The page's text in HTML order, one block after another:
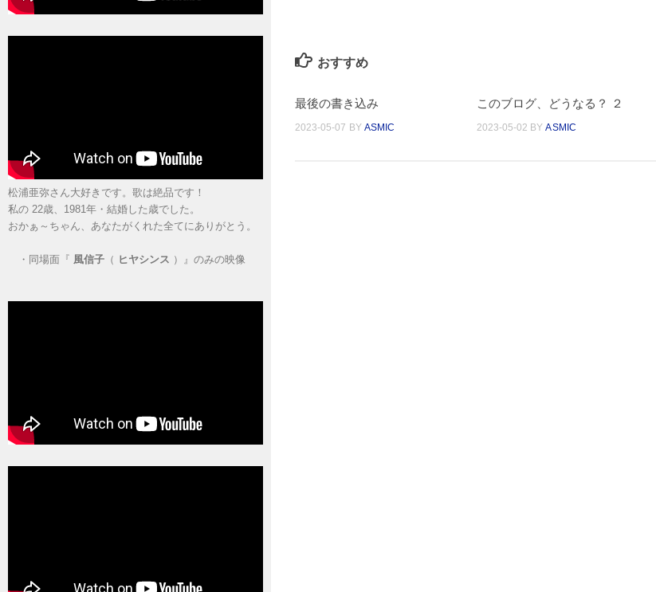
おすすめ
最後の書き込み
2023-05-07 BY ASMIC
このブログ、どうなる？ ２
2023-05-02 BYASMIC
松浦亜弥さん大好きです。歌は絶品です！
私の 22歳、1981年・結婚した歳でした。
おかぁ～ちゃん、あなたがくれた全てにありがとう。
・ 同場面『 風信子 （ ヒヤシンス ）』のみの映像